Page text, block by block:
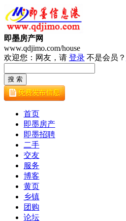
即墨房产网
www.qdjimo.com/house
欢迎您：网友，请 登录 不是会员？
首页
即墨房产
即墨招聘
二手
交友
服务
博客
黄页
乡镇
团购
论坛